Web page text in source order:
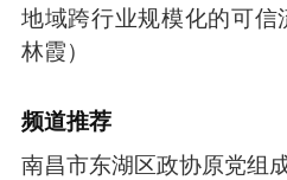
地域跨行业规模化的可信
林霞）
频道推荐
南昌市东湖区政协原党组